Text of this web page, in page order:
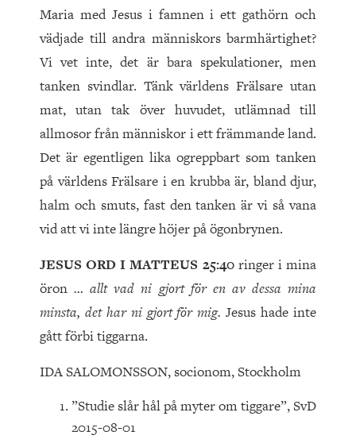
Maria med Jesus i famnen i ett gathörn och
vädjade till andra människors barmhärtighet?
Vi vet inte, det är bara spekulationer, men
tanken svindlar. Tänk världens Frälsare utan
mat, utan tak över huvudet, utlämnad till
allmosor från människor i ett främmande land.
Det är egentligen lika ogreppbart som tanken
på världens Frälsare i en krubba är, bland djur,
halm och smuts, fast den tanken är vi så vana
vid att vi inte längre höjer på ögonbrynen.
JESUS ORD I MATTEUS 25:40 ringer i mina
öron… allt vad ni gjort för en av dessa mina
minsta, det har ni gjort för mig.Jesus hade inte
gått förbi tiggarna.
IDA SALOMONSSON, socionom, Stockholm
”Studie slår hål på myter om tiggare”, SvD
2015-08-01